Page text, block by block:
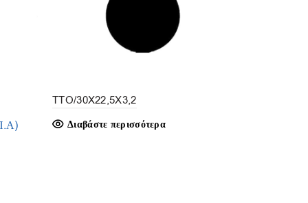
TTO/30X22,5X3,2
Διαβάστε περισσότερα